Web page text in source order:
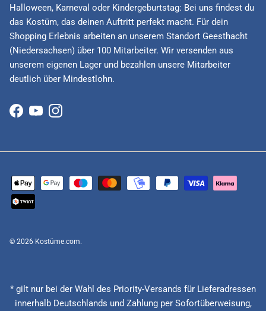
Halloween, Karneval oder Kindergeburtstag: Bei uns findest du
das Kostüm, das deinen Auftritt perfekt macht. Für dein
Shopping Erlebnis arbeiten an unserem Standort Geesthacht
(Niedersachsen) über 100 Mitarbeiter. Wir versenden aus
unserem eigenen Lager und bezahlen unsere Mitarbeiter
deutlich über Mindestlohn.
Facebook
YouTubeInstagram
© 2026 Kostüme.com.
* gilt nur bei der Wahl des Priority-Versands für Lieferadressen
innerhalb Deutschlands und Zahlung per Sofortüberweisung,